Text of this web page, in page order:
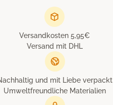
Versandkosten 5,95€
Versand mit DHL
und mit Liebe verpackt
Umweltfreundliche Materialien